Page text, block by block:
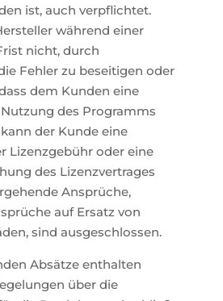
ist, auch verpflichtet.
während einer
nicht, durch
Fehler zu beseitigen oder
dem Kunden eine
des Programms
der Kunde eine
Lizenzgebühr oder eine
des Lizenzvertrages
Ansprüche,
auf Ersatz von
sind ausgeschlossen.
Absätze enthalten
über die